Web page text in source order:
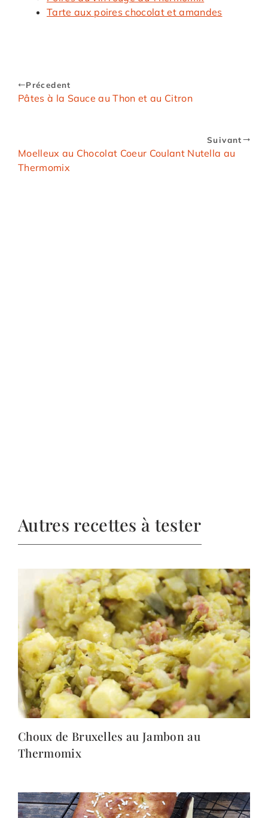
Tarte aux poires chocolat et amandes
Précedent
Pâtes à la Sauce au Thon et au Citron
Suivant
Moelleux au Chocolat Coeur Coulant Nutella au
Thermomix
Autres recettes à tester
Choux de Bruxelles au Jambon au
Thermomix